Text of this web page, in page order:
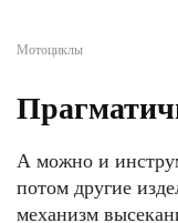
Мотоциклы
А можно и
потом другие
механизм